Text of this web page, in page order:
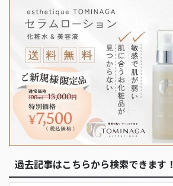
過去記事はこちらから検索できます！